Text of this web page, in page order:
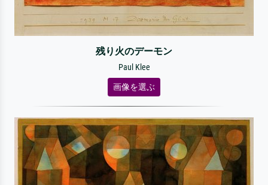
残り火のデーモン
Paul Klee
画像を選ぶ